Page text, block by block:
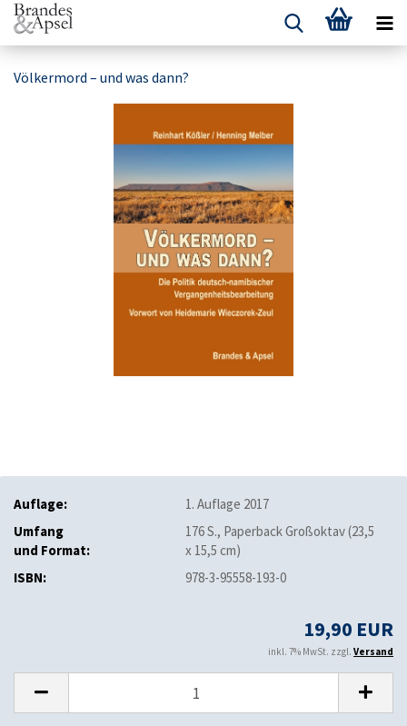
Völkermord – und was dann?
Auflage:
1. Auflage 2017
Umfang
und Format:
176 S., Paperback Großoktav (23,5
x 15,5 cm)
ISBN:
978-3-95558-193-0
19,90 EUR
inkl. 7% MwSt. zzgl. Versand